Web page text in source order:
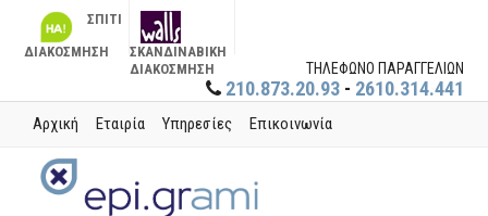
ΣΠΙΤΙ
ΔΙΑΚΟΣΜΗΣΗ
ΣΚΑΝΔΙΝΑΒΙΚΗ
ΔΙΑΚΟΣΜΗΣΗ
ΤΗΛΕΦΩΝΟ ΠΑΡΑΓΓΕΛΙΩΝ
210.873.20.93 - 2610.314.441
Αρχική Εταιρία Υπηρεσίες Επικοινωνία